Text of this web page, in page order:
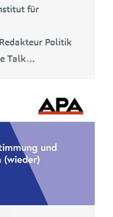
für
Politik
Talk…